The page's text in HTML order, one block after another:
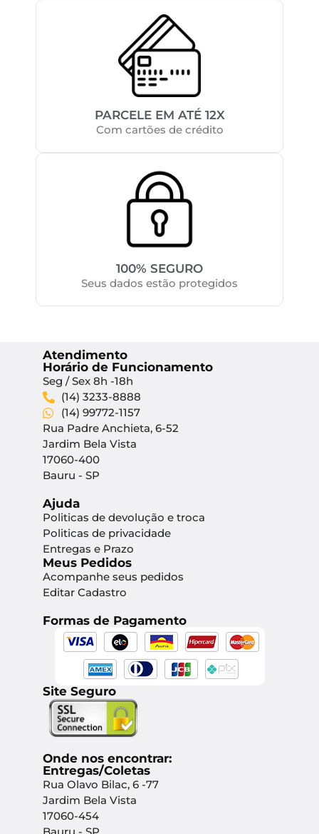
PARCELE EM ATÉ 12X
Com cartões de crédito
100% SEGURO
Seus dados estão protegidos
Atendimento
Horário de Funcionamento
Seg / Sex 8h -18h
(14) 3233-8888
(14) 99772-1157
Rua Padre Anchieta, 6-52
Jardim Bela Vista
17060-400
Bauru - SP
Ajuda
Politicas de devolução e troca
Politicas de privacidade
Entregas e Prazo
Meus Pedidos
Acompanhe seus pedidos
Editar Cadastro
Formas de Pagamento
Site Seguro
Onde nos encontrar:
Entregas/Coletas
Rua Olavo Bilac, 6 -77
Jardim Bela Vista
17060-454